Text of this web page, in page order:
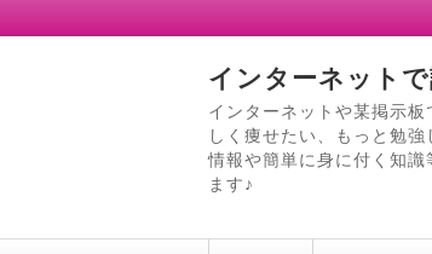
インターネット
インターネットや某掲示
しく痩せたい、もっと勉
情報や簡単に身に付く知
ます♪